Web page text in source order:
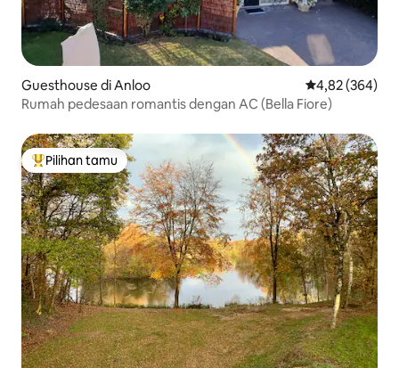
Guesthouse di Anloo Nilai rata-rata
4,82 (364)
Rumah pedesaan romantis dengan AC (Bella Fiore)
Pilihan tamu terpopuler
Pilihan tamu